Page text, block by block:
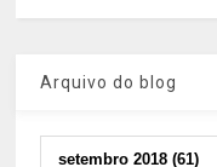
Arquivo do blog